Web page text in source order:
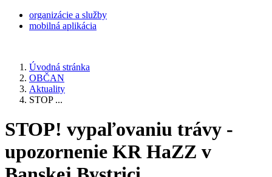
organizácie a služby
mobilná aplikácia
Úvodná stránka
OBČAN
Aktuality
STOP ...
STOP! vypaľovaniu trávy -
upozornenie KR HaZZ v